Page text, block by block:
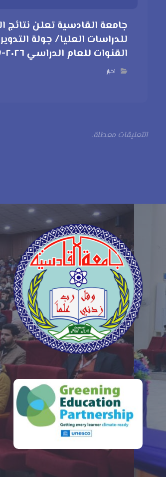
جامعة القادسية تعلن نتائج
للدراسات العليا/ جولة
القنوات للعام الدراسي ٢٠٢٦-٢٠٢٧
اخبار
التعليقات معطلة.